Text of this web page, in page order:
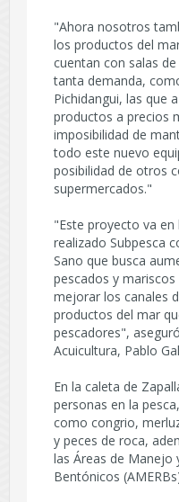
"Ahora nosotros
los productos del
cuentan con salas
tanta demanda,
Pichidangui, las que
productos a precios
imposibilidad de
todo este nuevo
posibilidad de otros
supermercados."
"Este proyecto va
realizado Subpesca
Sano que busca
pescados y
mejorar los canales
productos del mar
pescadores",
Acuicultura, Pablo
En la caleta de
personas en la
como congrio,
y peces de roca,
las Áreas de Manejo
Bentónicos